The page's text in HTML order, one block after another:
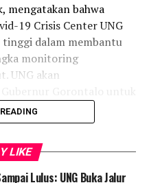
mengatakan bahwa
19 Crisis Center UNG
dalam membantu
monitoring
UNG akan
pada pasal 4 ayat D.
mengevaluasi jumlah
LIKE
Lulus: UNG Buka Jalur